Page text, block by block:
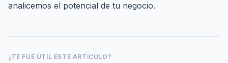
analicemos el potencial de tu negocio.
¿TE FUE ÚTIL ESTE ARTÍCULO?